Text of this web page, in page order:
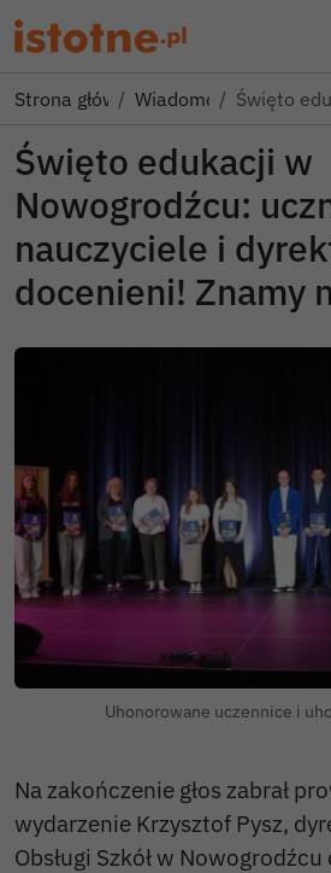
Strona głównaWiadomościŚwięto
Święto edukacji w
Nowogrodźcu:
nauczyciele i
docenieni! Znamy
Uhonorowane uczennice i
Na zakończenie głos zabrał
wydarzenie Krzysztof Pysz,
Obsługi Szkół w